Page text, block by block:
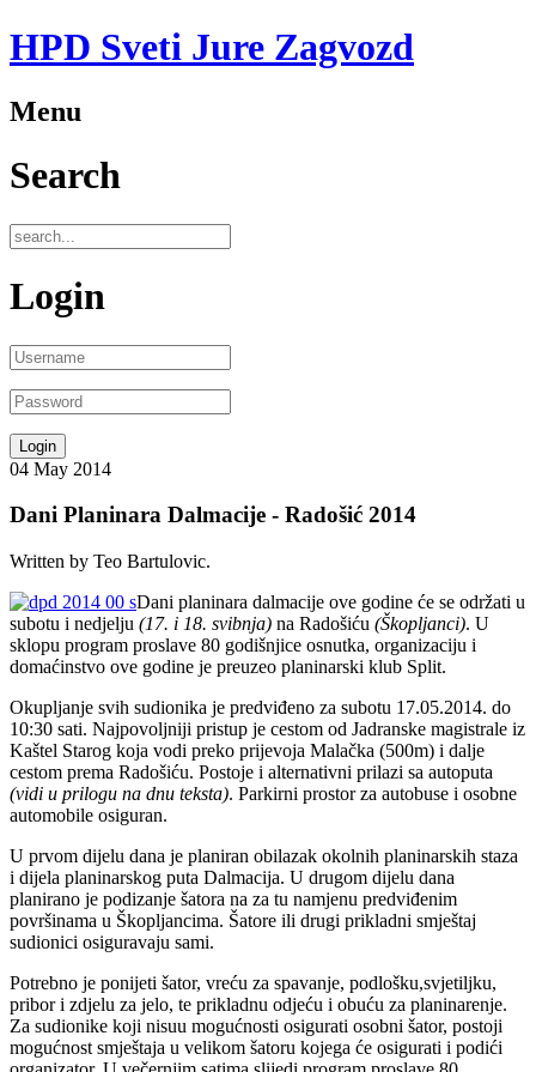
HPD Sveti Jure Zagvozd
Menu
Search
Login
04 May 2014
Dani Planinara Dalmacije - Radošić 2014
Written by Teo Bartulovic.
Dani planinara dalmacije ove godine će se održati u
subotu i nedjelju (17. i 18. svibnja) na Radošiću (Škopljanci). U
sklopu program proslave 80 godišnjice osnutka, organizaciju i
domaćinstvo ove godine je preuzeo planinarski klub Split.
Okupljanje svih sudionika je predviđeno za subotu 17.05.2014. do
10:30 sati. Najpovoljniji pristup je cestom od Jadranske magistrale iz
Kaštel Starog koja vodi preko prijevoja Malačka (500m) i dalje
cestom prema Radošiću. Postoje i alternativni prilazi sa autoputa
(vidi u prilogu na dnu teksta). Parkirni prostor za autobuse i osobne
automobile osiguran.
U prvom dijelu dana je planiran obilazak okolnih planinarskih staza
i dijela planinarskog puta Dalmacija. U drugom dijelu dana
planirano je podizanje šatora na za tu namjenu predviđenim
površinama u Škopljancima. Šatore ili drugi prikladni smještaj
sudionici osiguravaju sami.
Potrebno je ponijeti šator, vreću za spavanje, podlošku,svjetiljku,
pribor i zdjelu za jelo, te prikladnu odjeću i obuću za planinarenje.
Za sudionike koji nisuu mogućnosti osigurati osobni šator, postoji
mogućnost smještaja u velikom šatoru kojega će osigurati i podići